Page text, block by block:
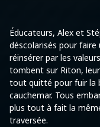
Éducateurs, Alex et
déscolarisés pour
réinsérer par les
tombent sur Riton, leur
tout quitté pour fuir la
cauchemar. Tous
plus tout à fait la
traversée.